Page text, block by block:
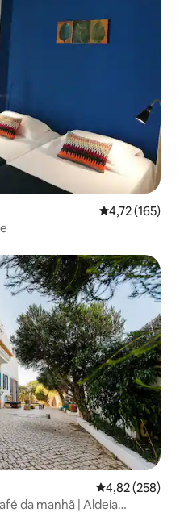
4,72 de uma
4,72 (165)
4,82 de uma
4,82 (258)
da manhã | Aldeia